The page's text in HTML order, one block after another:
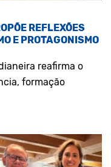
REFLEXÕES
E PROTAGONISMO
reafirma o
formação